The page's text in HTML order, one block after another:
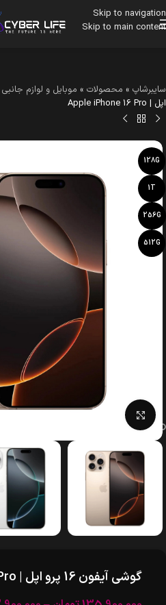
Skip to navigation
Skip to main content
سایبرشاپ » محصولات » موبایل و لوازم جانبی
اپل | Apple iPhone 16 Pro
128G
1T
256G
512G
بزرگنمایی تصویر
گوشی آیفون 16 پرو اپل | Apple iPhone 16 Pro